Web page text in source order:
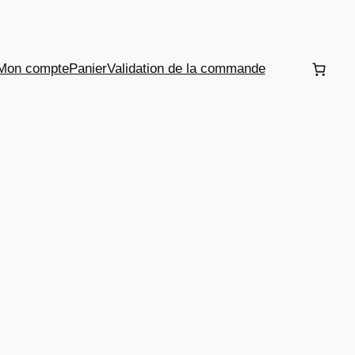
comptePanierValidation de la commande